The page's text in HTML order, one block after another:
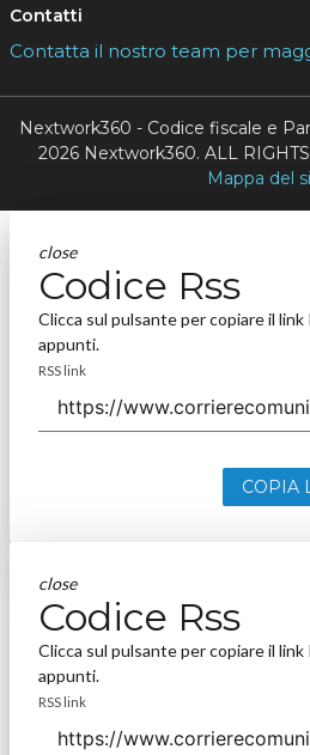
Contatti
Contatta il nostro team per
Nextwork360 - Codice fiscale e
2026 Nextwork360. ALL
Mappa del
close
Codice Rss
Clicca sul pulsante per copiare il link
appunti.
RSS link
COPIA
close
Codice Rss
Clicca sul pulsante per copiare il link
appunti.
RSS link